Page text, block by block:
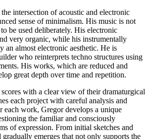
intersection of acoustic and electronic
sense of minimalism. His music is not
be used deliberately. His electronic
very organic, while his instrumentally
an almost electronic aesthetic. He is
who reinterprets techno structures using
His works, which are reduced and
great depth over time and repetition.
with a clear view of their dramaturgical
each project with careful analysis and
each work, Gregor develops a unique
the familiar and consciously
of expression. From initial sketches and
emerges that not only supports the